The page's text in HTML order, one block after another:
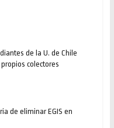
de la U. de Chile
colectores
de eliminar EGIS en